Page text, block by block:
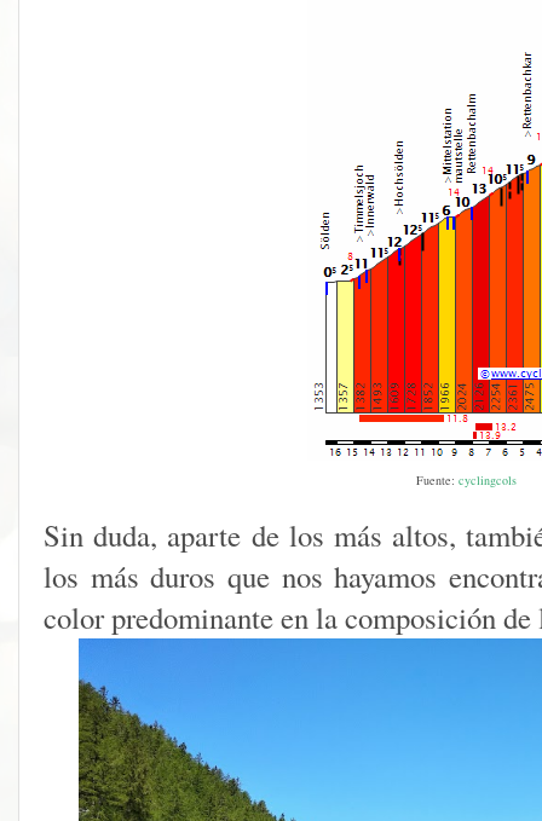
Fuente: cyclingcols
Sin duda, aparte de los más altos,
los más duros que nos hayamos
color predominante en la composición